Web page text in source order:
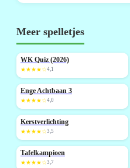
Meer spelletjes
NIEUW
WK Quiz (2026)
★★★★☆4,1
Enge Achtbaan 3
★★★★☆4,0
Kerstverlichting
★★★★☆3,5
NIEUW
Tafelkampioen
★★★★☆3,7